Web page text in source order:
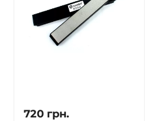
720 грн.